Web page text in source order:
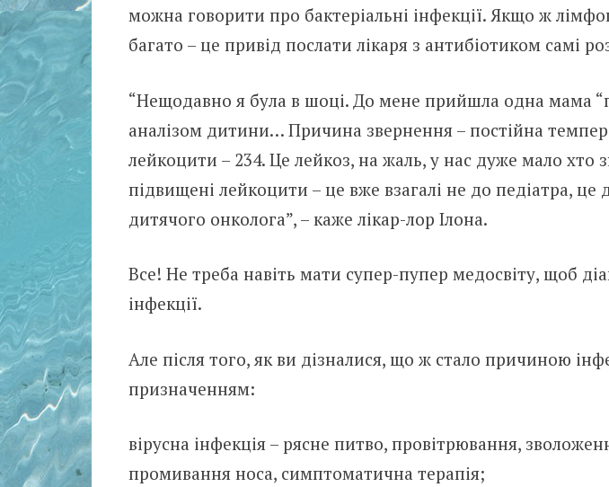
можна говорити про бактеріальні інфекції. Якщо ж
багато – це привід послати лікаря з антибіотиком самі
“Нещодавно я була в шоці. До мене прийшла одна мама
аналізом дитини… Причина звернення – постійна
лейкоцити – 234. Це лейкоз, на жаль, у нас дуже мало хто
підвищені лейкоцити – це вже взагалі не до педіатра, це
дитячого онколога”, – каже лікар-лор Ілона.
Все! Не треба навіть мати супер-пупер медосвіту, щоб
інфекції.
Але після того, як ви дізналися, що ж стало причиною
призначенням:
вірусна інфекція – рясне питво, провітрювання,
промивання носа, симптоматична терапія;